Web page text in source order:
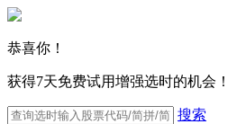
恭喜你！
获得7天免费试用增强选时的机会！
搜索